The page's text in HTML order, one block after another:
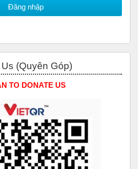
(Quyên Góp)
TO DONATE US